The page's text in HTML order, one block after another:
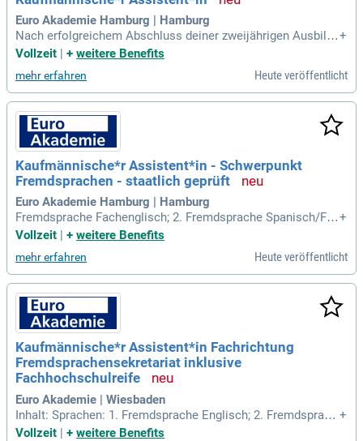
Euro Akademie Hamburg | Hamburg
Nach erfolgreichem Abschluss deiner zweijährigen Ausbildu
ng erhältst du: Ein Abschlusszeugnis, das dir die Berufsbeze
n; Schwerpunkt Fremdsprachen" verleiht, das Zertifikat Frem
dsprachenkorrespondent
+
Vollzeit | + weitere Benefits
mehr erfahren Heute veröffentlicht
Kaufmännische*r Assistent*in - Schwerpunkt
Fremdsprachen - staatlich geprüft
Euro Akademie Hamburg | Hamburg
Fremdsprache Fachenglisch; 2. Fremdsprache Spanisch/Fra
nzösisch; Informationsverarbeitung; Beschaffung und Marke
rufsübergreifender Lernbereich: Sprache / Kommunikation.
+
Vollzeit
+ weitere Benefits
mehr erfahren Heute veröffentlicht
Kaufmännische*r Assistent*in Fachrichtung
Fremdsprachensekretariat inklusive
Fachhochschulreife
Euro Akademie | Wiesbaden
Inhalt: Sprachen: 1. Fremdsprache Englisch; 2. Fremdsprach
e Spanisch; Korrespondenz; Präsentieren, Telefonieren, Verh
+
Vollzeit | + weitere Benefits